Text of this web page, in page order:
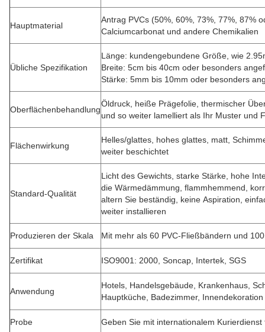
Hauptmaterial
Antrag PVCs (50%, 60%, 73%, 77%, 87%
Calciumcarbonat und andere Chemikalien
Übliche Spezifikation
Länge: kundengebundene Größe, wie
Breite: 5cm bis 40cm oder besonders
Stärke: 5mm bis 10mm oder besonders
Oberflächenbehandlung
Öldruck, heiße Prägefolie, thermischer
und so weiter lamelliert als Ihr Muster und
Flächenwirkung
Helles/glattes, hohes glattes, matt,
weiter beschichtet
Standard-Qualität
Licht des Gewichts, starke Stärke, hohe
die Wärmedämmung, flammhemmend,
altern Sie beständig, keine Aspiration,
weiter installieren
Produzieren der Skala Mit mehr als 60 PVC-Fließbändern und
Zertifikat ISO9001: 2000, Soncap, Intertek, SGS
Anwendung
Hotels, Handelsgebäude, Krankenhaus,
Hauptküche, Badezimmer,
Probe Geben Sie mit internationalem Kurierdienst